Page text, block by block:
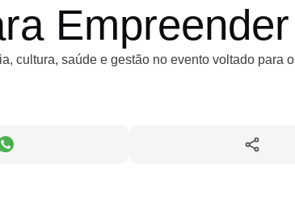
Empreender
cultura, saúde e gestão no evento voltado para o